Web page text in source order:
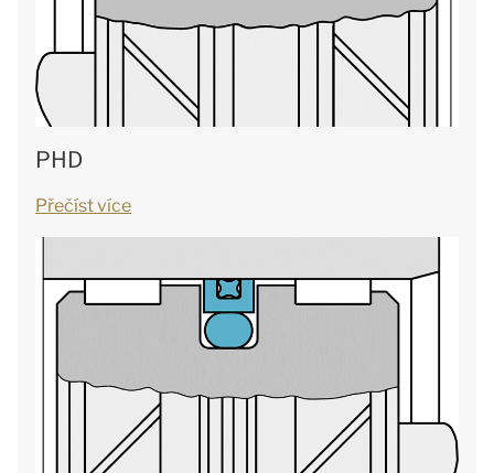
PHD
Přečíst více